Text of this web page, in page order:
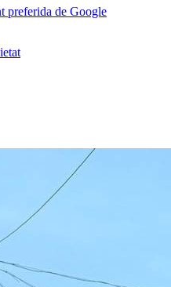
preferida de Google